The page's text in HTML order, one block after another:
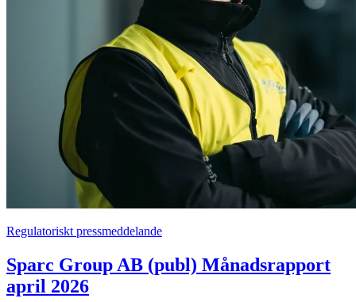
Regulatoriskt pressmeddelande
Sparc Group AB (publ) Månadsrapport
april 2026